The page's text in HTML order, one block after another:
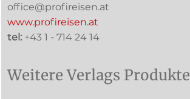
office@profireisen.at
www.profireisen.at
tel: +43 1 - 714 24 14
Weitere Verlags Produkte